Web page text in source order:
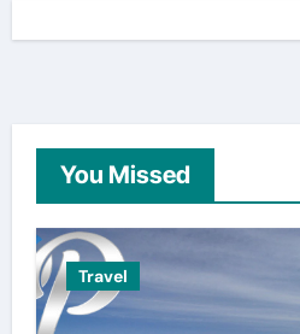
You Missed
Travel